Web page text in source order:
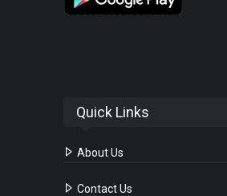
Quick Links
About Us
Contact Us